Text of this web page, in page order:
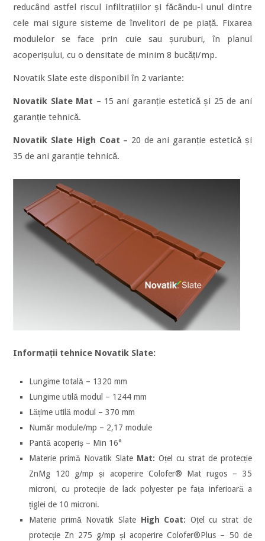
reducând astfel riscul infiltrațiilor și făcându-l unul dintre
cele mai sigure sisteme de învelitori de pe piață. Fixarea
modulelor se face prin cuie sau șuruburi, în planul
acoperișului, cu o densitate de minim 8 bucăți/mp.
Novatik Slate este disponibil în 2 variante:
Novatik Slate Mat – 15 ani garanție estetică și 25 de ani
garanție tehnică.
Novatik Slate High Coat – 20 de ani garanție estetică și
35 de ani garanție tehnică.
Informații tehnice Novatik Slate:
Lungime totală – 1320 mm
Lungime utilă modul – 1244 mm
Lățime utilă modul – 370 mm
Număr module/mp – 2,17 module
Pantă acoperiș – Min 16°
Materie primă Novatik Slate Mat: Oțel cu strat de protecție
ZnMg 120 g/mp și acoperire Colofer® Mat rugos – 35
microni, cu protecție de lack polyester pe fața inferioară a
țiglei de 10 microni.
Materie primă Novatik Slate High Coat: Oțel cu strat de
protecție Zn 275 g/mp și acoperire Colofer®Plus – 50 de